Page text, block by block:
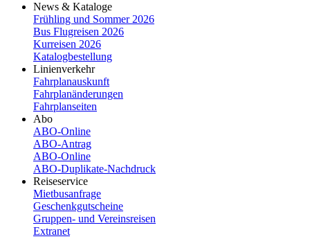
News & Kataloge
Frühling und Sommer 2026
Bus Flugreisen 2026
Kurreisen 2026
Katalogbestellung
Linienverkehr
Fahrplanauskunft
Fahrplanänderungen
Fahrplanseiten
Abo
ABO-Online
ABO-​Antrag
ABO-​Online
ABO-​Duplikate-​Nachdruck
Reiseservice
Mietbusanfrage
Geschenkgutscheine
Gruppen- und Vereinsreisen
Extranet